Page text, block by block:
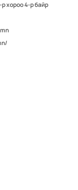
р хороо 4-р байр